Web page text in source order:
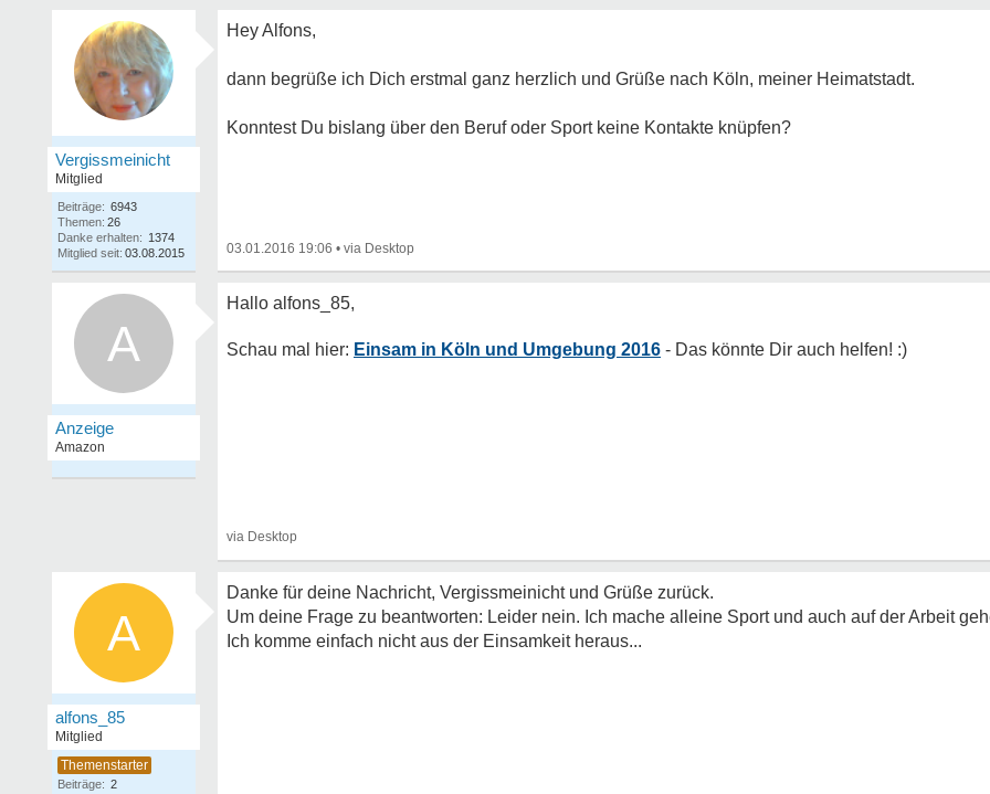
Vergissmeinicht
Mitglied
Beiträge: 6943
Themen: 26
Danke erhalten: 1374
Mitglied seit: 03.08.2015
Hey Alfons,
dann begrüße ich Dich erstmal ganz herzlich und Grüße nach Köln, meiner Heimatstadt.
Konntest Du bislang über den Beruf oder Sport keine Kontakte knüpfen?
03.01.2016 19:06 •
A Einsam in Köln und Umgebung 2016
A
alfons_85
Mitglied
Beiträge: 2
Danke für deine Nachricht, Vergissmeinicht und Grüße zurück.
Um deine Frage zu beantworten: Leider nein. Ich mache alleine Sport und auch auf der Arbeit
Ich komme einfach nicht aus der Einsamkeit heraus...